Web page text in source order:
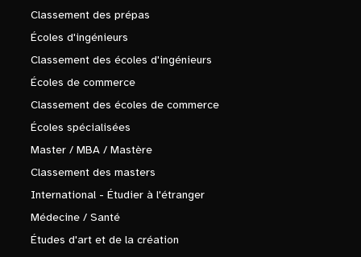
Classement des prépas
Écoles d'ingénieurs
Classement des écoles d'ingénieurs
Écoles de commerce
Classement des écoles de commerce
Écoles spécialisées
Master / MBA / Mastère
Classement des masters
International - Étudier à l'étranger
Médecine / Santé
Études d'art et de la création